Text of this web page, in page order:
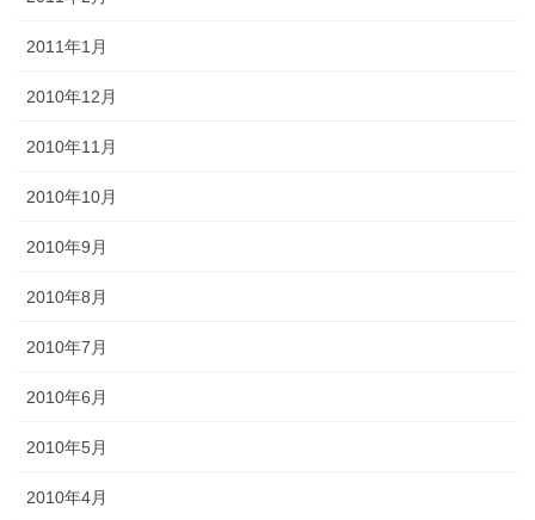
2011年1月
2010年12月
2010年11月
2010年10月
2010年9月
2010年8月
2010年7月
2010年6月
2010年5月
2010年4月